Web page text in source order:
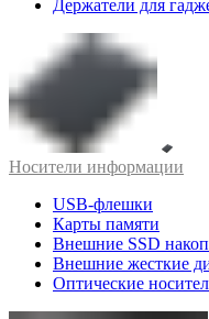
Держатели для
Носители информации
USB-флешки
Карты памяти
Внешние SSD
Внешние жесткие
Оптические